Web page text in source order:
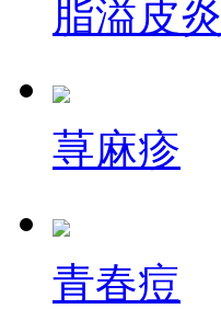
脂溢皮炎
荨麻疹
青春痘